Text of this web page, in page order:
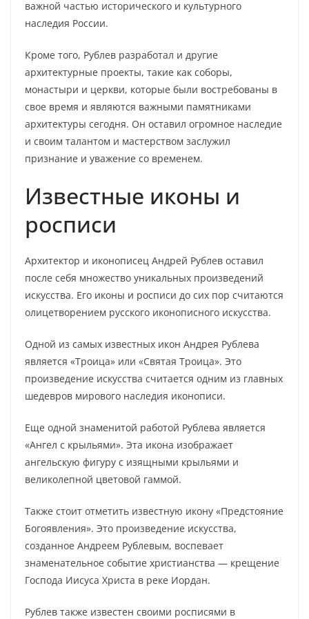
важной частью исторического и культурного
наследия России.
Кроме того, Рублев разработал и другие
архитектурные проекты, такие как соборы,
монастыри и церкви, которые были востребованы в
свое время и являются важными памятниками
архитектуры сегодня. Он оставил огромное наследие
и своим талантом и мастерством заслужил
признание и уважение со временем.
Известные иконы и
росписи
Архитектор и иконописец Андрей Рублев оставил
после себя множество уникальных произведений
искусства. Его иконы и росписи до сих пор считаются
олицетворением русского иконописного искусства.
Одной из самых известных икон Андрея Рублева
является «Троица» или «Святая Троица». Это
произведение искусства считается одним из главных
шедевров мирового наследия иконописи.
Еще одной знаменитой работой Рублева является
«Ангел с крыльями». Эта икона изображает
ангельскую фигуру с изящными крыльями и
великолепной цветовой гаммой.
Также стоит отметить известную икону «Предстояние
Богоявления». Это произведение искусства,
созданное Андреем Рублевым, воспевает
знаменательное событие христианства — крещение
Господа Иисуса Христа в реке Иордан.
Рублев также известен своими росписями в